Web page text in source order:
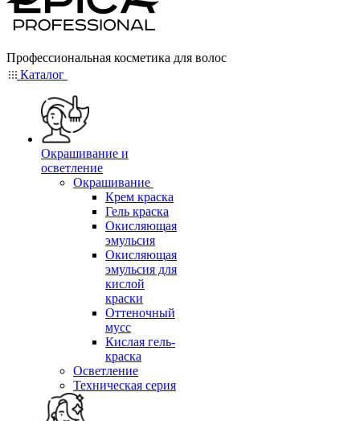
Профессиональная косметика для волос
Каталог
Окрашивание и
осветление
Окрашивание
Крем краска
Гель краска
Окисляющая
эмульсия
Окисляющая
эмульсия для
кислой
краски
Оттеночный
мусс
Кислая гель-
краска
Осветление
Техническая серия